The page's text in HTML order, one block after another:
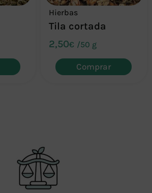
Hierbas
Tila cortada
2,50€ /50 g
Comprar